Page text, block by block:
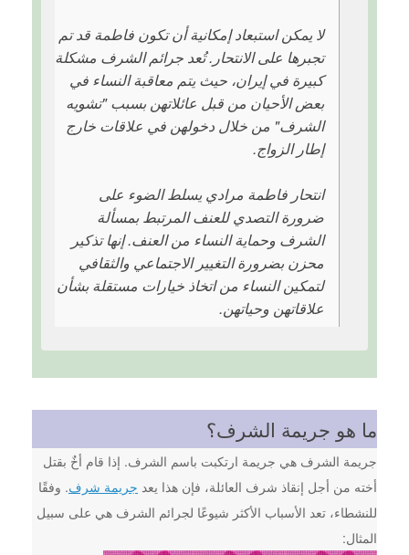
لا يمكن استبعاد إمكانية أن تكون فاطمة قد تم
تجبرها على الانتحار. تُعد جرائم الشرف مشكلة
كبيرة في إيران، حيث يتم معاقبة النساء في
بعض الأحيان من قبل عائلاتهن بسبب "تشويه
الشرف" من خلال دخولهن في علاقات خارج
إطار الزواج.
انتحار فاطمة مرادي يسلط الضوء على
ضرورة التصدي للعنف المرتبط بمسألة
الشرف وحماية النساء من العنف. إنها تذكير
محزن بضرورة التغيير الاجتماعي والثقافي
لتمكين النساء من اتخاذ خيارات مستقلة بشأن
علاقاتهن وحياتهن.
ما هو جريمة الشرف؟
جريمة الشرف هي جريمة ارتكبت باسم الشرف. إذا قام أخٌ بقتل
أخته من أجل إنقاذ شرف العائلة، فإن هذا يعد جريمة شرف. وفقًا
للنشطاء، تعد الأسباب الأكثر شيوعًا لجرائم الشرف هي على سبيل
المثال: